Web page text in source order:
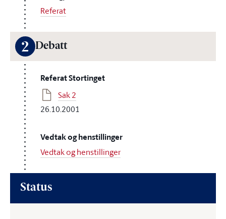
Referat
2 Debatt
Referat Stortinget
Sak 2
26.10.2001
Vedtak og henstillinger
Vedtak og henstillinger
Status